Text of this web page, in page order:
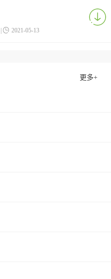
 2021-05-13
更多+